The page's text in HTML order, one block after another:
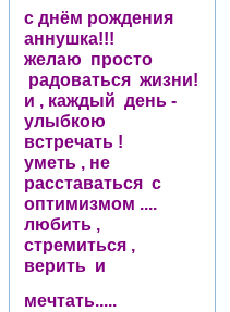
с днём рождения
аннушка!!!
желаю просто
радоваться жизни!
и , каждый день -
улыбкою
встречать !
уметь , не
расставаться с
оптимизмом ....
любить ,
стремиться ,
верить и
мечтать.....